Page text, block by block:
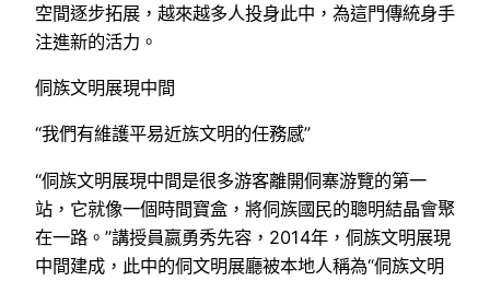
空間逐步拓展，越來越多人投身此中，為這門傳統身手
注進新的活力。
侗族文明展現中間
“我們有維護平易近族文明的任務感”
“侗族文明展現中間是很多游客離開侗寨游覽的第一
站，它就像一個時間寶盒，將侗族國民的聰明結晶會聚
在一路。”講授員嬴勇秀先容，2014年，侗族文明展現
中間建成，此中的侗文明展廳被本地人稱為“侗族文明